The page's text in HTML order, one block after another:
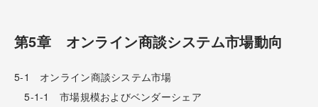
第5章 オンライン商談システム市場動向
5-1 オンライン商談システム市場
5-1-1 市場規模およびベンダーシェア